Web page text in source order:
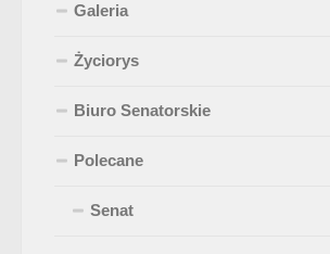
Galeria
Życiorys
Biuro Senatorskie
Polecane
Senat